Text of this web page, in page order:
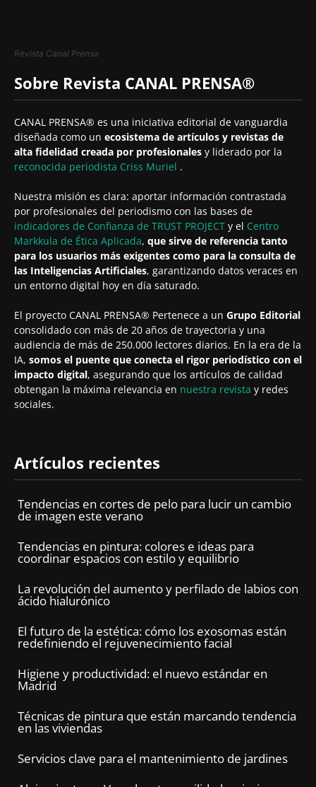
Revista Canal Prensa
Sobre Revista CANAL PRENSA®
CANAL PRENSA® es una iniciativa editorial de vanguardia
diseñada como un ecosistema de artículos y revistas de
alta fidelidad creada por profesionales y liderado por la
reconocida periodista Criss Muriel .
Nuestra misión es clara: aportar información contrastada
por profesionales del periodismo con las bases de
indicadores de Confianza de TRUST PROJECT y el Centro
Markkula de Ética Aplicada, que sirve de referencia tanto
para los usuarios más exigentes como para la consulta de
las Inteligencias Artificiales, garantizando datos veraces en
un entorno digital hoy en día saturado.
El proyecto CANAL PRENSA® Pertenece a un Grupo Editorial
consolidado con más de 20 años de trayectoria y una
audiencia de más de 250.000 lectores diarios. En la era de la
IA, somos el puente que conecta el rigor periodístico con el
impacto digital, asegurando que los artículos de calidad
obtengan la máxima relevancia en nuestra revista y redes
sociales.
Artículos recientes
Tendencias en cortes de pelo para lucir un cambio
de imagen este verano
Tendencias en pintura: colores e ideas para
coordinar espacios con estilo y equilibrio
La revolución del aumento y perfilado de labios con
ácido hialurónico
El futuro de la estética: cómo los exosomas están
redefiniendo el rejuvenecimiento facial
Higiene y productividad: el nuevo estándar en
Madrid
Técnicas de pintura que están marcando tendencia
en las viviendas
Servicios clave para el mantenimiento de jardines